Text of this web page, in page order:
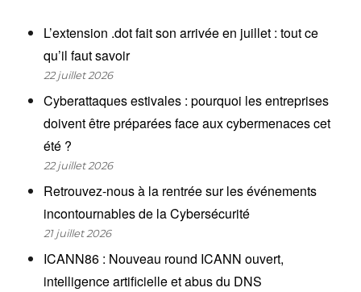
L’extension .dot fait son arrivée en juillet : tout ce
qu’il faut savoir
22 juillet 2026
Cyberattaques estivales : pourquoi les entreprises
doivent être préparées face aux cybermenaces cet
été ?
22 juillet 2026
Retrouvez-nous à la rentrée sur les événements
incontournables de la Cybersécurité
21 juillet 2026
ICANN86 : Nouveau round ICANN ouvert,
intelligence artificielle et abus du DNS